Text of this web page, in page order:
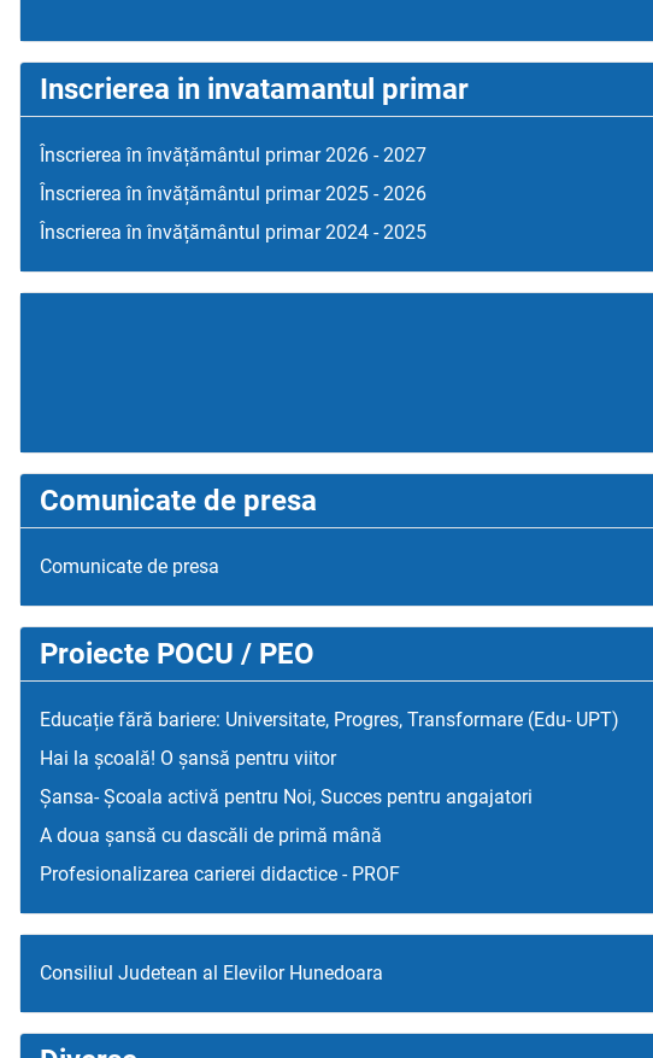
Inscrierea in invatamantul primar
Înscrierea în învățământul primar 2026 - 2027
Înscrierea în învățământul primar 2025 - 2026
Înscrierea în învățământul primar 2024 - 2025
Comunicate de presa
Comunicate de presa
Proiecte POCU / PEO
Educație fără bariere: Universitate, Progres, Transformare (Edu- UPT)
Hai la școală! O șansă pentru viitor
Șansa- Școala activă pentru Noi, Succes pentru angajatori
A doua șansă cu dascăli de primă mână
Profesionalizarea carierei didactice - PROF
Consiliul Judetean al Elevilor Hunedoara